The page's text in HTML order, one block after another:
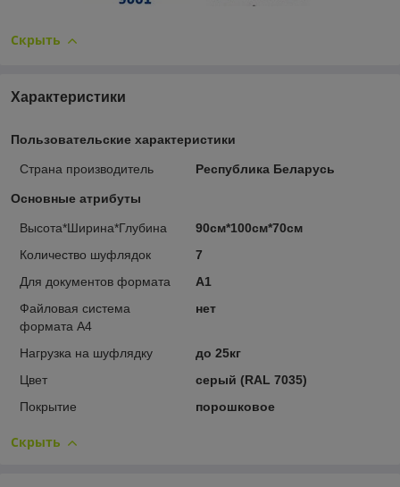
Скрыть
Характеристики
Пользовательские характеристики
Страна производитель Республика Беларусь
Основные атрибуты
Высота*Ширина*Глубина
90см*100см*70см
Количество шуфлядок
7
Для документов формата
А1
Файловая система
формата А4
нет
Нагрузка на шуфлядку
до 25кг
Цвет
серый (RAL 7035)
Покрытие
порошковое
Скрыть